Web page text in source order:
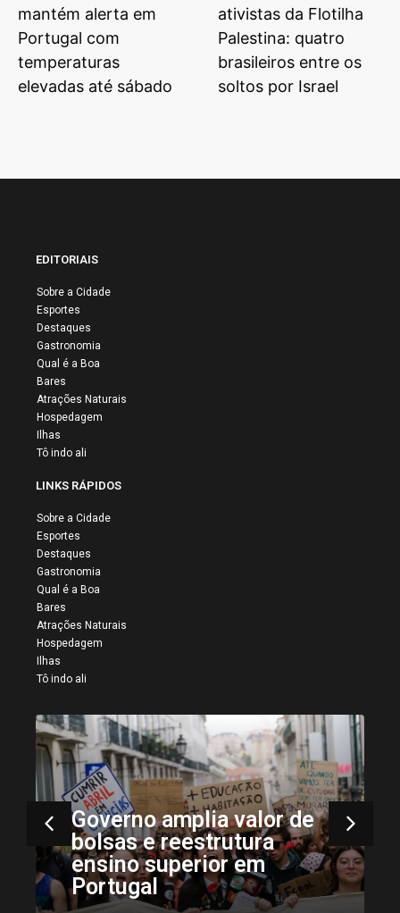
mantém alerta em
Portugal com
temperaturas
elevadas até sábado
ativistas da Flotilha
Palestina: quatro
brasileiros entre os
soltos por Israel
EDITORIAIS
Sobre a Cidade
Esportes
Destaques
Gastronomia
Qual é a Boa
Bares
Atrações Naturais
Hospedagem
Ilhas
Tô indo ali
LINKS RÁPIDOS
Sobre a Cidade
Esportes
Destaques
Gastronomia
Qual é a Boa
Bares
Atrações Naturais
Hospedagem
Ilhas
Tô indo ali
Governo amplia valor de
bolsas e reestrutura
ensino superior em
Portugal